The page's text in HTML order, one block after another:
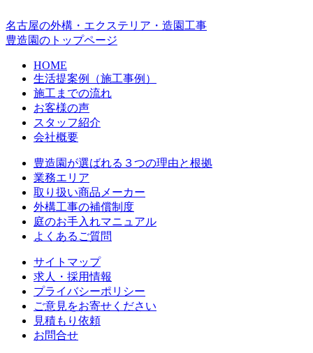
名古屋の外構・エクステリア・造園工事
豊造園のトップページ
HOME
生活提案例（施工事例）
施工までの流れ
お客様の声
スタッフ紹介
会社概要
豊造園が選ばれる３つの理由と根拠
業務エリア
取り扱い商品メーカー
外構工事の補償制度
庭のお手入れマニュアル
よくあるご質問
サイトマップ
求人・採用情報
プライバシーポリシー
ご意見をお寄せください
見積もり依頼
お問合せ